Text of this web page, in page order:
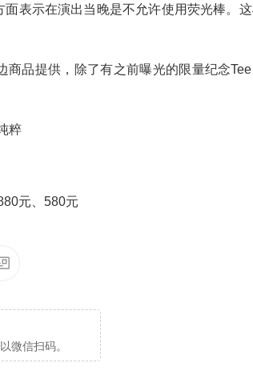
表示在演出当晚是不允许使用荧光棒。
品提供，除了有之前曝光的限量纪念Tee
元、580元
微信扫码。